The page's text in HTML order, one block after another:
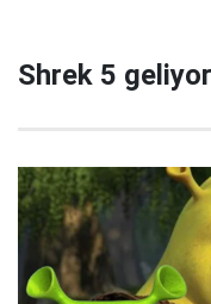
Shrek 5